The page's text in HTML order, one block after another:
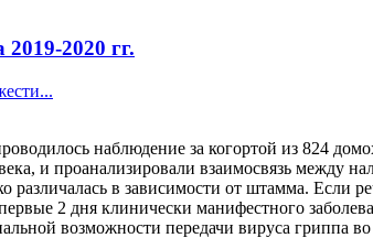
2020 гг.
наблюдение за когортой из 824
и проанализировали взаимосвязь между
различалась в зависимости от штамма.
2 дня клинически манифестного
возможности передачи вируса гриппа